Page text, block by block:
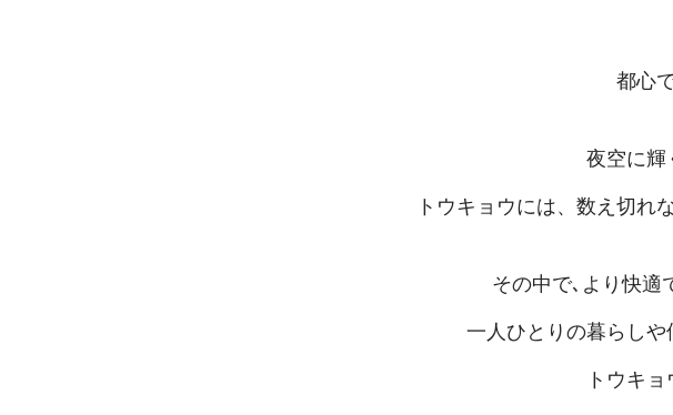
都心
夜空に輝
トウキョウには、 数え切れ
その中で､ より快適
一人ひとりの暮らしや
トウキ